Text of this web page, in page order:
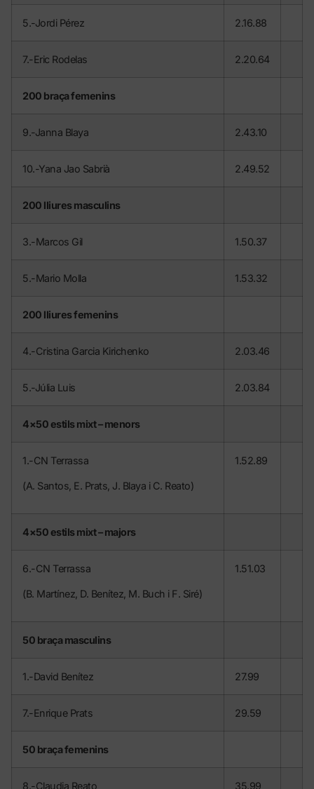
5.-Jordi Pérez 2.16.88
7.-Eric Rodelas 2.20.64
200 braça femenins
9.-Janna Blaya 2.43.10
10.-Yana Jao Sabrià 2.49.52
200 lliures masculins
3.-Marcos Gil 1.50.37
5.-Mario Molla 1.53.32
200 lliures femenins
4.-Cristina Garcia Kirichenko 2.03.46
5.-Júlia Luis 2.03.84
4×50 estils mixt – menors
1.-CN Terrassa
(A. Santos, E. Prats, J. Blaya i C. Reato)
1.52.89
4×50 estils mixt – majors
6.-CN Terrassa
(B. Martínez, D. Benítez, M. Buch i F. Siré)
1.51.03
50 braça masculins
1.-David Benítez 27.99
7.-Enrique Prats 29.59
50 braça femenins
8.-Claudia Reato 35.99